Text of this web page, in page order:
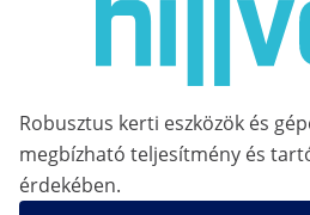
Robusztus kerti eszközök és
megbízható teljesítmény és
érdekében.